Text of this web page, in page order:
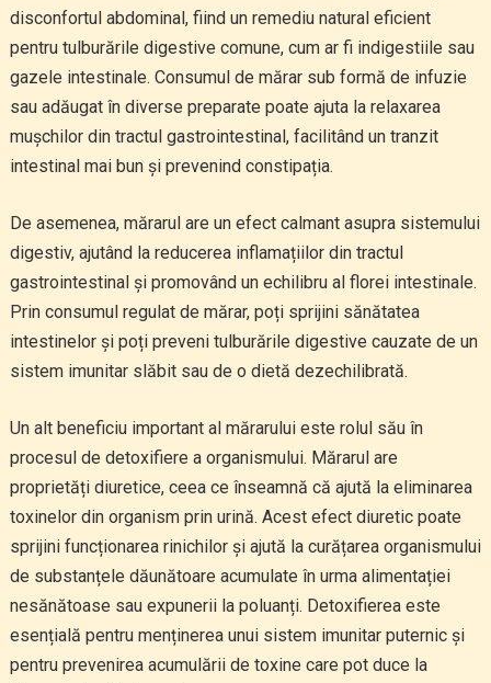
disconfortul abdominal, fiind un remediu natural eficient
pentru tulburările digestive comune, cum ar fi indigestiile sau
gazele intestinale. Consumul de mărar sub formă de infuzie
sau adăugat în diverse preparate poate ajuta la relaxarea
mușchilor din tractul gastrointestinal, facilitând un tranzit
intestinal mai bun și prevenind constipația.
De asemenea, mărarul are un efect calmant asupra sistemului
digestiv, ajutând la reducerea inflamațiilor din tractul
gastrointestinal și promovând un echilibru al florei intestinale.
Prin consumul regulat de mărar, poți sprijini sănătatea
intestinelor și poți preveni tulburările digestive cauzate de un
sistem imunitar slăbit sau de o dietă dezechilibrată.
Un alt beneficiu important al mărarului este rolul său în
procesul de detoxifiere a organismului. Mărarul are
proprietăți diuretice, ceea ce înseamnă că ajută la eliminarea
toxinelor din organism prin urină. Acest efect diuretic poate
sprijini funcționarea rinichilor și ajută la curățarea organismului
de substanțele dăunătoare acumulate în urma alimentației
nesănătoase sau expunerii la poluanți. Detoxifierea este
esențială pentru menținerea unui sistem imunitar puternic și
pentru prevenirea acumulării de toxine care pot duce la